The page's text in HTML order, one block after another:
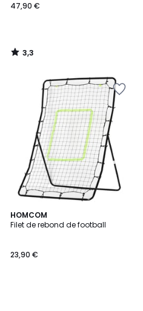
47,90 €
3,3
/
HOMCOM
Filet de rebond de football
23,90 €